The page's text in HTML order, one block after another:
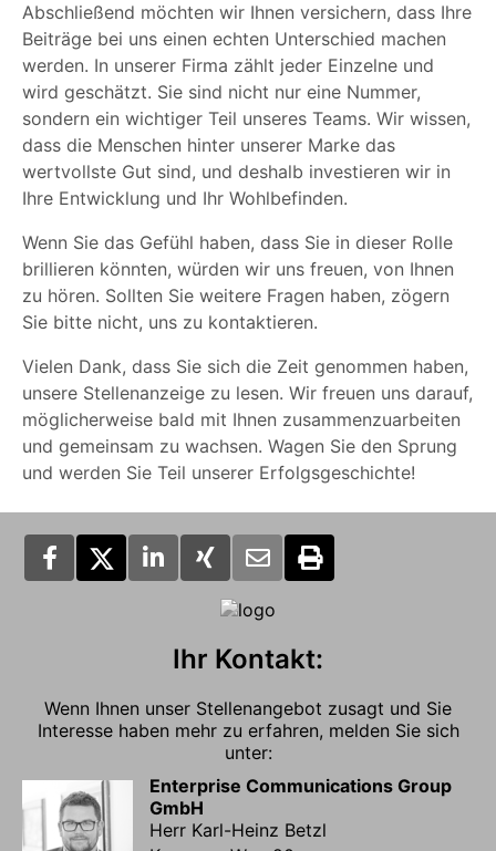
Abschließend möchten wir Ihnen versichern, dass Ihre
Beiträge bei uns einen echten Unterschied machen
werden. In unserer Firma zählt jeder Einzelne und
wird geschätzt. Sie sind nicht nur eine Nummer,
sondern ein wichtiger Teil unseres Teams. Wir wissen,
dass die Menschen hinter unserer Marke das
wertvollste Gut sind, und deshalb investieren wir in
Ihre Entwicklung und Ihr Wohlbefinden.
Wenn Sie das Gefühl haben, dass Sie in dieser Rolle
brillieren könnten, würden wir uns freuen, von Ihnen
zu hören. Sollten Sie weitere Fragen haben, zögern
Sie bitte nicht, uns zu kontaktieren.
Vielen Dank, dass Sie sich die Zeit genommen haben,
unsere Stellenanzeige zu lesen. Wir freuen uns darauf,
möglicherweise bald mit Ihnen zusammenzuarbeiten
und gemeinsam zu wachsen. Wagen Sie den Sprung
und werden Sie Teil unserer Erfolgsgeschichte!
Ihr Kontakt:
Wenn Ihnen unser Stellenangebot zusagt und Sie
Interesse haben mehr zu erfahren, melden Sie sich
unter:
Enterprise Communications Group
GmbH
Herr Karl-Heinz Betzl